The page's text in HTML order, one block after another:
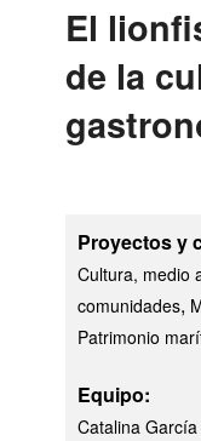
El
de la
Proyectos y
Cultura, medio
comunidades,
Patrimonio
Equipo:
Catalina